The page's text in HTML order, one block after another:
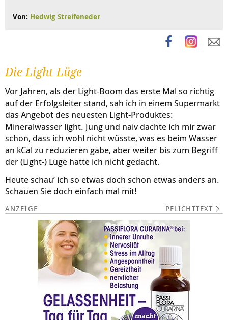
Von: Hedwig Streifeneder
Die Light-Lüge
Vor Jahren, als der Light-Boom das erste Mal so richtig
auf der Erfolgsleiter stand, sah ich in einem Supermarkt
das Angebot des neuesten Light-Produktes:
Mineralwasser light. Jung und naiv dachte ich mir zwar
schon, dass ich wohl nicht wüsste, was es beim Wasser
an kCal zu reduzieren gäbe, aber weiter bis zum Begriff
der (Light-) Lüge hatte ich nicht gedacht.
Heute schau’ ich so etwas doch schon etwas anders an.
Schauen Sie doch einfach mal mit!
PFLICHTTEXT